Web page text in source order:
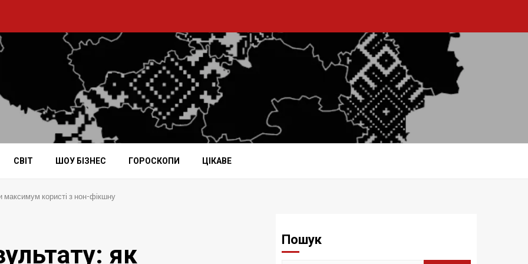
СВІТ ШОУ БІЗНЕС ГОРОСКОПИ ЦІКАВЕ
максимум користі з нон-фікшну
як
Пошук